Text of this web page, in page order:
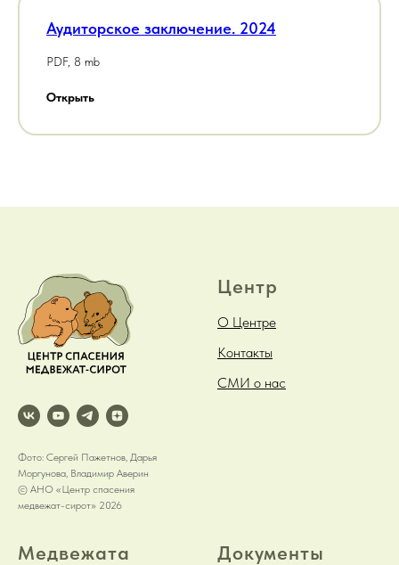
Аудиторское заключение. 2024
PDF, 8 mb
Открыть
Фото: Сергей Пажетнов, Дарья
Моргунова, Владимир Аверин
© АНО «Центр спасения
медвежат-сирот» 2026
Центр
О Центре
Контакты
СМИ о нас
Медвежата Документы